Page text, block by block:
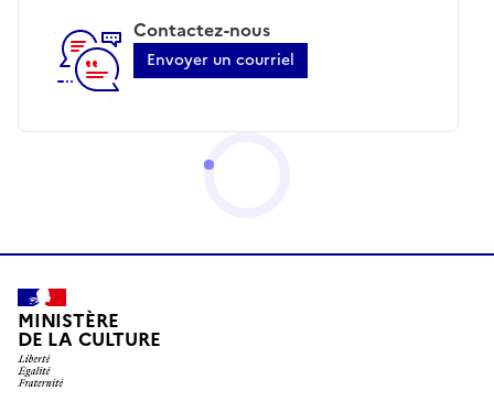
Contactez-nous
Envoyer un courriel
MINISTÈRE
DE LA CULTURE